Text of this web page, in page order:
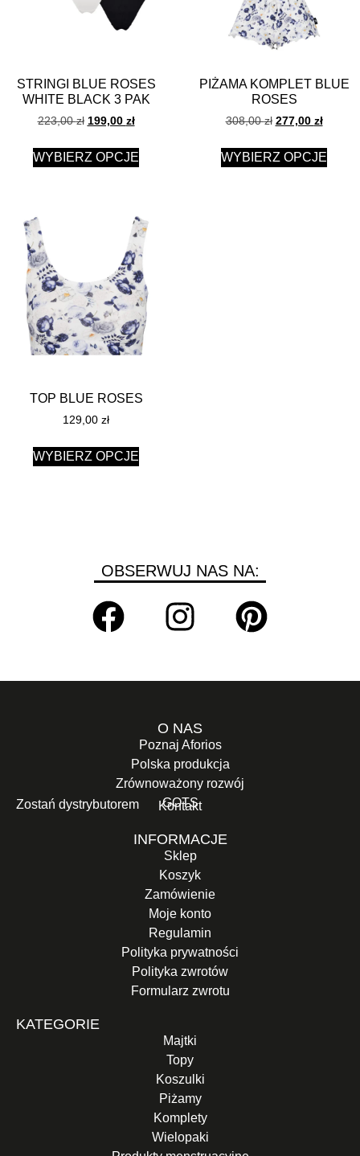
STRINGI BLUE ROSES
WHITE BLACK 3 PAK
223,00zł 199,00 zł
WYBIERZ OPCJE
PIŻAMA KOMPLET BLUE
ROSES
308,00zł 277,00 zł
WYBIERZ OPCJE
TOP BLUE ROSES
129,00 zł
WYBIERZ OPCJE
OBSERWUJ NAS NA:
O NAS
Poznaj Aforios
Polska produkcja
Zrównoważony rozwój
GOTS
Zostań dystrybutorem Kontakt
INFORMACJE
Sklep
Koszyk
Zamówienie
Moje konto
Regulamin
Polityka prywatności
Polityka zwrotów
Formularz zwrotu
KATEGORIE
Majtki
Topy
Koszulki
Piżamy
Komplety
Wielopaki